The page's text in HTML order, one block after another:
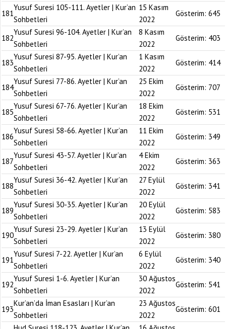
181
Yusuf Suresi 105-111. Ayetler | Kur’an
Sohbetleri
15 Kasım
2022
Gösterim: 645
182
Yusuf Suresi 96-104. Ayetler | Kur’an
Sohbetleri
8 Kasım
2022
Gösterim: 403
183
Yusuf Suresi 87-95. Ayetler | Kur’an
Sohbetleri
1 Kasım
2022
Gösterim: 414
184
Yusuf Suresi 77-86. Ayetler | Kur’an
Sohbetleri
25 Ekim
2022
Gösterim: 707
185
Yusuf Suresi 67-76. Ayetler | Kur’an
Sohbetleri
18 Ekim
2022
Gösterim: 531
186
Yusuf Suresi 58-66. Ayetler | Kur’an
Sohbetleri
11 Ekim
2022
Gösterim: 349
187
Yusuf Suresi 43-57. Ayetler | Kur’an
Sohbetleri
4 Ekim
2022
Gösterim: 363
188
Yusuf Suresi 36-42. Ayetler | Kur’an
Sohbetleri
27 Eylül
2022
Gösterim: 341
189
Yusuf Suresi 30-35. Ayetler | Kur’an
Sohbetleri
20 Eylül
2022
Gösterim: 583
190
Yusuf Suresi 23-29. Ayetler | Kur’an
Sohbetleri
13 Eylül
2022
Gösterim: 380
191
Yusuf Suresi 7-22. Ayetler | Kur’an
Sohbetleri
6 Eylül
2022
Gösterim: 340
192
Yusuf Suresi 1-6. Ayetler | Kur’an
Sohbetleri
30 Ağustos
2022
Gösterim: 541
193
Kur’an’da İman Esasları | Kur’an
Sohbetleri
23 Ağustos
2022
Gösterim: 601